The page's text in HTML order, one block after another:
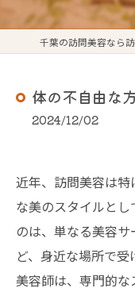
体の不自由な
2024/12/02
近年、訪問美容は
な美のスタイルと
のは、単なる美容
ど、身近な場所で
美容師は、専門的